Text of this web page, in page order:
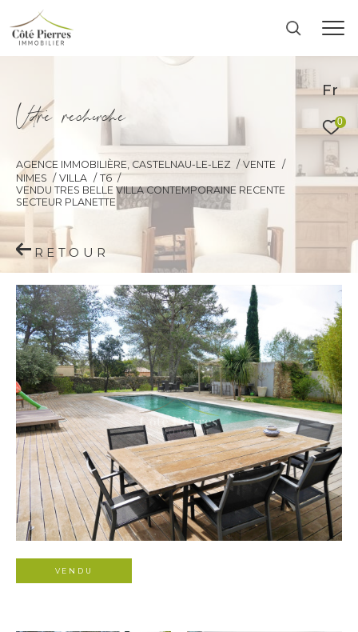
Fr
0
Vore recece
AGENCE IMMOBILIÈRE, CASTELNAU-LE-LEZ
VENTE
NIMES
VILLA
T6
VENDU TRES BELLE VILLA CONTEMPORAINE RECENTE
SECTEUR PLANETTE
RETOUR
VENDU